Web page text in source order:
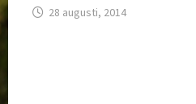
28 augusti, 2014